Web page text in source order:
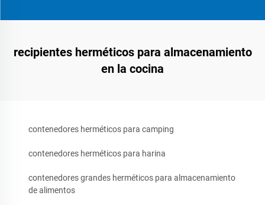
recipientes herméticos para almacenamiento
en la cocina
contenedores herméticos para camping
contenedores herméticos para harina
contenedores grandes herméticos para almacenamiento
de alimentos